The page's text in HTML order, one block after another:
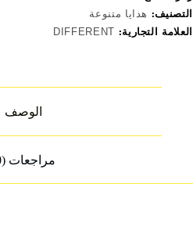
التصنيف: هدايا متنوعة
العلامة التجارية: DIFFERENT
الوصف
مراجعات (0)